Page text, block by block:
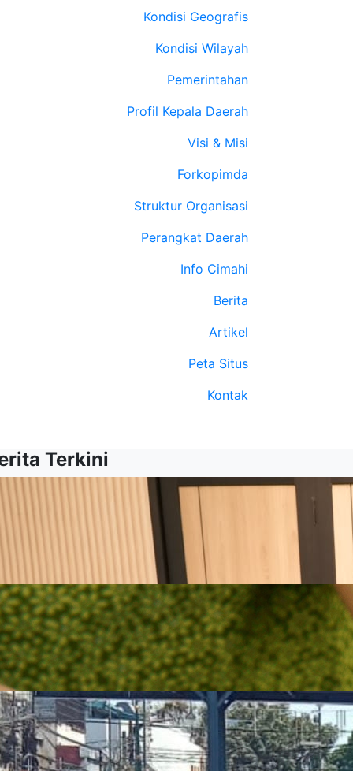
Kondisi Geografis
Kondisi Wilayah
Pemerintahan
Profil Kepala Daerah
Visi & Misi
Forkopimda
Struktur Organisasi
Perangkat Daerah
Info Cimahi
Berita
Artikel
Peta Situs
Kontak
Terkini